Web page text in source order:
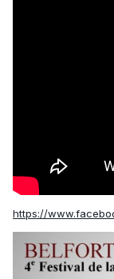
https://